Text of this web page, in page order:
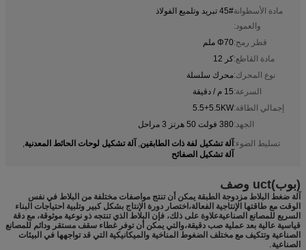
مادة الأسطوانة
والعمود:
45# تبريد وتلميع الفولاذ
قطر رمح:Φ70 ملم
مادة القاطع:كر 12
نوع المحرك:محرك سلسلة
السرعة:15 م / دقيقة
إجمالي الطاقة:5.5+5.5KW
الجهد:380 فولت 50 هرتز 3 مراحل
تسليط الضوء:آلة تشكيل لفة ذات الطابقين, آلة تشكيل لوحات الحائط المعدنية,
آلة تشكيل الصفائح
(بوب)uct وصف
آلة ضغط البلاط مزدوجة الطبقة يمكن أن تنتج مواصفات مختلفة من البلاط في نفس
الوقت مع طاقتها الإنتاجية الفعالة،اختصار دورة الإنتاج بشكل كبير وتلبية احتياجات البناء
السريع للمصانع الصناعيةعلاوة على ذلك، فإن البلاط الذي تنتجه ذو نوعية موثوقة، مع دقة
قياسية عالية بعد عملية صب دقيقة،والتي يمكن أن توفر غطاء سقف مستقر ودائم للمصانع
الصناعية وتتكيف مع مختلف الضغوط المناخية والميكانيكية التي قد تواجهها في البيئات
الصناعية.